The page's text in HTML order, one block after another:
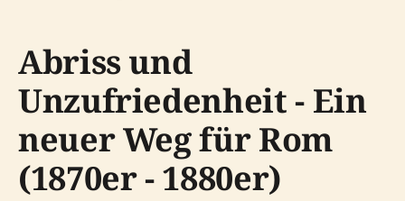
Abriss und
Unzufriedenheit - Ein
neuer Weg für Rom
(1870er - 1880er)